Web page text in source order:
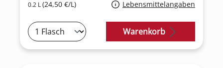
0.2 L(24,50 €/L) Lebensmittelangaben
Warenkorb